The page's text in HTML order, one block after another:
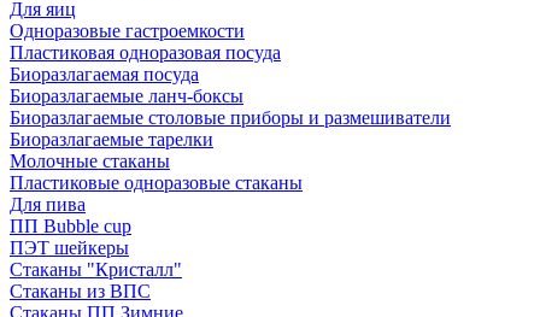
Для яиц
Одноразовые гастроемкости
Пластиковая одноразовая посуда
Биоразлагаемая посуда
Биоразлагаемые ланч-боксы
Биоразлагаемые столовые приборы и размешиватели
Биоразлагаемые тарелки
Молочные стаканы
Пластиковые одноразовые стаканы
Для пива
ПП Bubble cup
ПЭТ шейкеры
Стаканы "Кристалл"
Стаканы из ВПС
Стаканы ПП Зимние